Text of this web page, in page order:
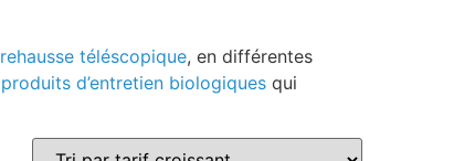
rehausse téléscopique, en différentes
produits d’entretien biologiques qui